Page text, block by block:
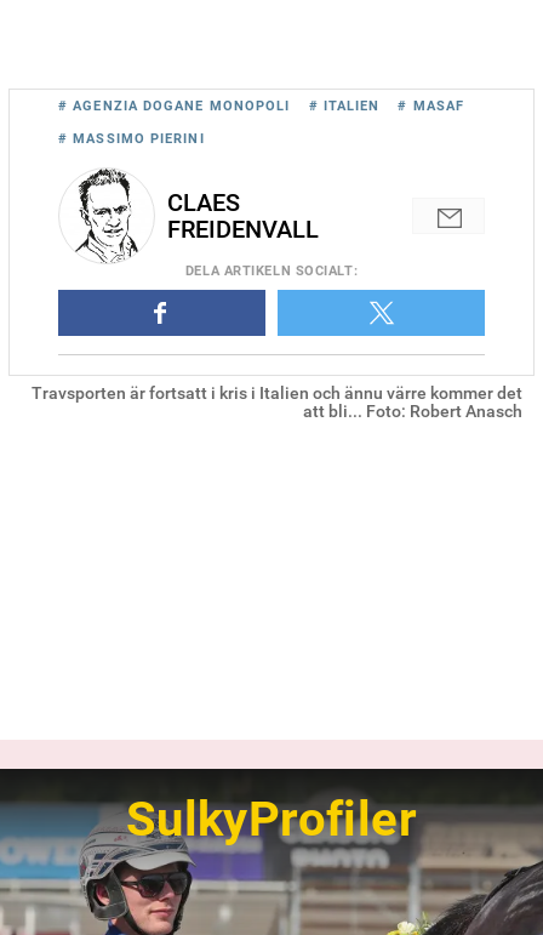
Travsporten är fortsatt i kris i Italien och ännu värre kommer det
att bli... Foto: Robert Anasch
# AGENZIA DOGANE MONOPOLI # ITALIEN # MASAF
# MASSIMO PIERINI
CLAES
FREIDENVALL
DELA ARTIKELN SOCIALT:
SulkyProfiler